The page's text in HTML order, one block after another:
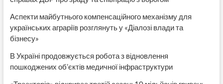
Аспекти майбутнього компенсаційного механізму для
українських аграріїв розглянуть у «Діалозі влади та
бізнесу»
В Україні продовжується робота з відновлення
пошкоджених об’єктів медичної інфраструктури